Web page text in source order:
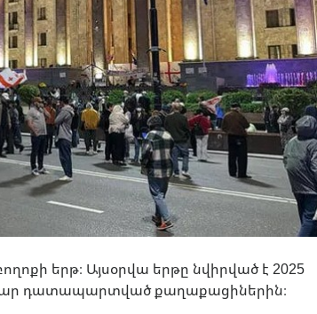
երթ։ Այսօրվա երթը նվիրված է 2025
դատապարտված քաղաքացիներին։